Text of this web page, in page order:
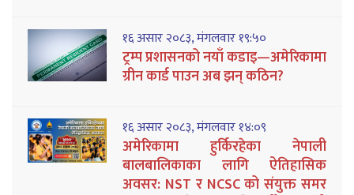
१६ असार २०८३, मंगलवार १९:५०
ट्रम्प प्रशासनको नयाँ कडाइ—अमेरिकामा
ग्रीन कार्ड पाउन अब झन् कठिन?
१६ असार २०८३, मंगलवार १४:०९
अमेरिकामा हुर्किरहेका नेपाली
बालबालिकाका लागि ऐतिहासिक
अवसर: NST र NCSC को संयुक्त समर